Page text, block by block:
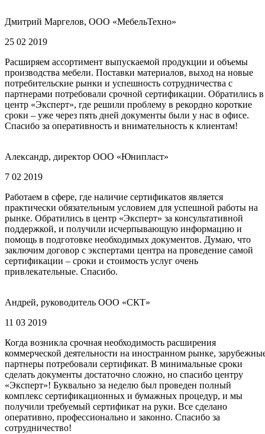
Дмитрий Маргелов, ООО «МебельТехно»
25 02 2019
Расширяем ассортимент выпускаемой продукции и объемы
производства мебели. Поставки материалов, выход на новые
потребительские рынки и успешность сотрудничества с
партнерами потребовали срочной сертификации. Обратились в
центр «Эксперт», где решили проблему в рекордно короткие
сроки – уже через пять дней документы были у нас в офисе.
Спасибо за оперативность и внимательность к клиентам!
Александр, директор ООО «Юнипласт»
7 02 2019
Работаем в сфере, где наличие сертификатов является
практически обязательным условием для успешной работы на
рынке. Обратились в центр «Эксперт» за консультативной
поддержкой, и получили исчерпывающую информацию и
помощь в подготовке необходимых документов. Думаю, что
заключим договор с экспертами центра на проведение самой
сертификации – сроки и стоимость услуг очень
привлекательные. Спасибо.
Андрей, руководитель ООО «СКТ»
11 03 2019
Когда возникла срочная необходимость расширения
коммерческой деятельности на иностранном рынке,
партнеры потребовали сертификат. В минимальные сроки
сделать документы достаточно сложно, но спасибо центру
«Эксперт»! Буквально за неделю был проведен полный
комплекс сертификационных и бумажных процедур, и мы
получили требуемый сертификат на руки. Все сделано
оперативно, профессионально и законно. Спасибо за
сотрудничество!